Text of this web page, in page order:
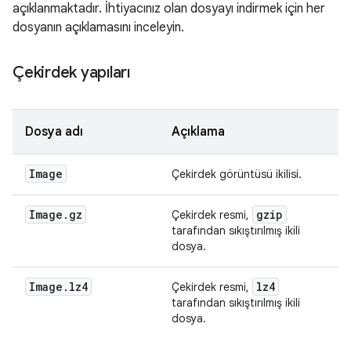
açıklanmaktadır. İhtiyacınız olan dosyayı indirmek için her
dosyanın açıklamasını inceleyin.
Çekirdek yapıları
Dosya adı Açıklama
Image Çekirdek görüntüsü ikilisi.
Image . gz Çekirdek resmi, gzip
tarafından sıkıştırılmış ikili
dosya.
Image . lz4 Çekirdek resmi, lz4
tarafından sıkıştırılmış ikili
dosya.